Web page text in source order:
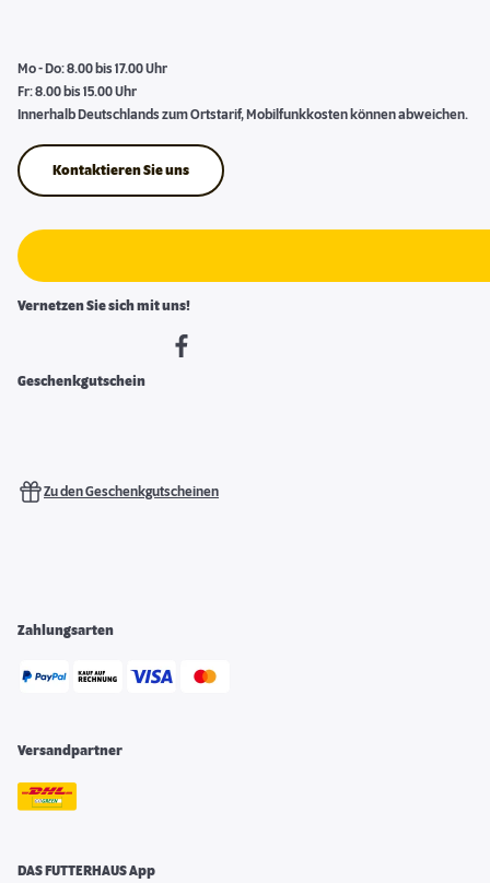
Mo - Do: 8.00 bis 17.00 Uhr
Fr: 8.00 bis 15.00 Uhr
Innerhalb Deutschlands zum Ortstarif, Mobilfunkkosten können abweichen.
Kontaktieren Sie uns
Vernetzen Sie sich mit uns!
Geschenkgutschein
Zu den Geschenkgutscheinen
Zahlungsarten
Versandpartner
DAS FUTTERHAUS App